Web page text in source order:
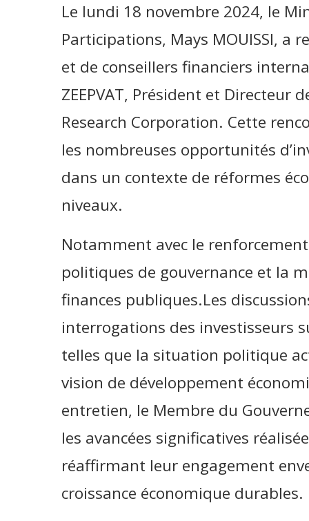
Le lundi 18 novembre 2024, le
Participations, Mays MOUISSI, a
et de conseillers financiers
ZEEPVAT, Président et Directeur
Research Corporation. Cette
les nombreuses opportunités
dans un contexte de réformes
niveaux.
Notamment avec le
politiques de gouvernance et la
finances publiques.Les
interrogations des investisseurs
telles que la situation politique
vision de développement
entretien, le Membre du
les avancées significatives
réaffirmant leur engagement
croissance économique durables.